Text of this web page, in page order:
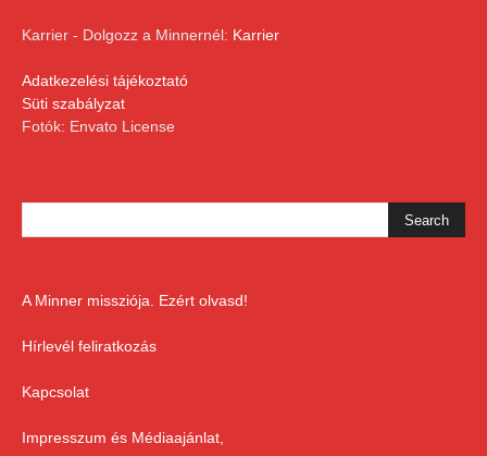
Karrier - Dolgozz a Minnernél: Karrier
Adatkezelési tájékoztató
Süti szabályzat
Fotók: Envato License
A Minner missziója. Ezért olvasd!
Hírlevél feliratkozás
Kapcsolat
Impresszum és Médiaajánlat,